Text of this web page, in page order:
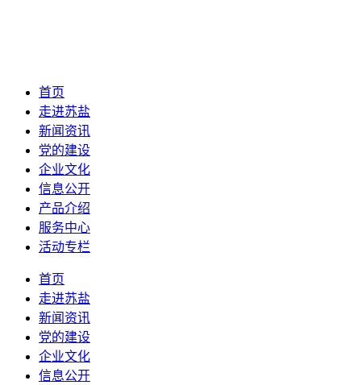
首页
走进苏盐
新闻资讯
党的建设
企业文化
信息公开
产品介绍
服务中心
活动专栏
首页
走进苏盐
新闻资讯
党的建设
企业文化
信息公开